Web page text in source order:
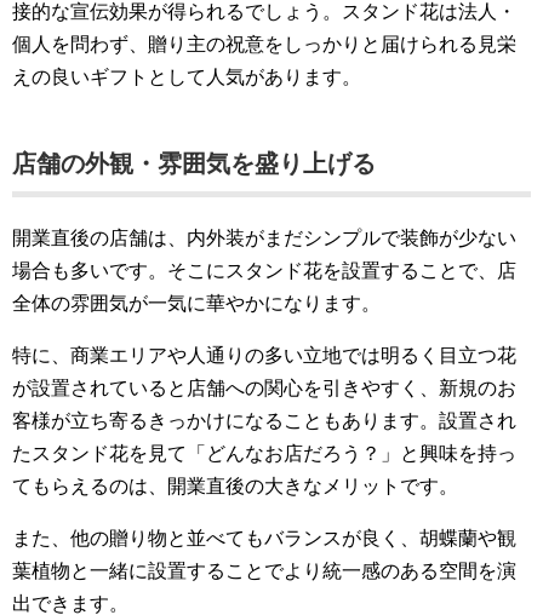
接的な宣伝効果が得られるでしょう。スタンド花は法人・
個人を問わず、贈り主の祝意をしっかりと届けられる見栄
えの良いギフトとして人気があります。
店舗の外観・雰囲気を盛り上げる
開業直後の店舗は、内外装がまだシンプルで装飾が少ない
場合も多いです。そこにスタンド花を設置することで、店
全体の雰囲気が一気に華やかになります。
特に、商業エリアや人通りの多い立地では明るく目立つ花
が設置されていると店舗への関心を引きやすく、新規のお
客様が立ち寄るきっかけになることもあります。設置され
たスタンド花を見て「どんなお店だろう？」と興味を持っ
てもらえるのは、開業直後の大きなメリットです。
また、他の贈り物と並べてもバランスが良く、胡蝶蘭や観
葉植物と一緒に設置することでより統一感のある空間を演
出できます。